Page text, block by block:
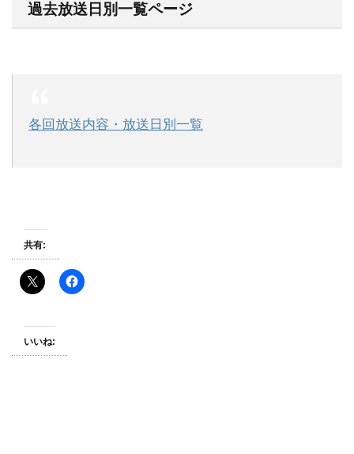
過去放送日別一覧ページ
各回放送内容・放送日別一覧
共有:
いいね: